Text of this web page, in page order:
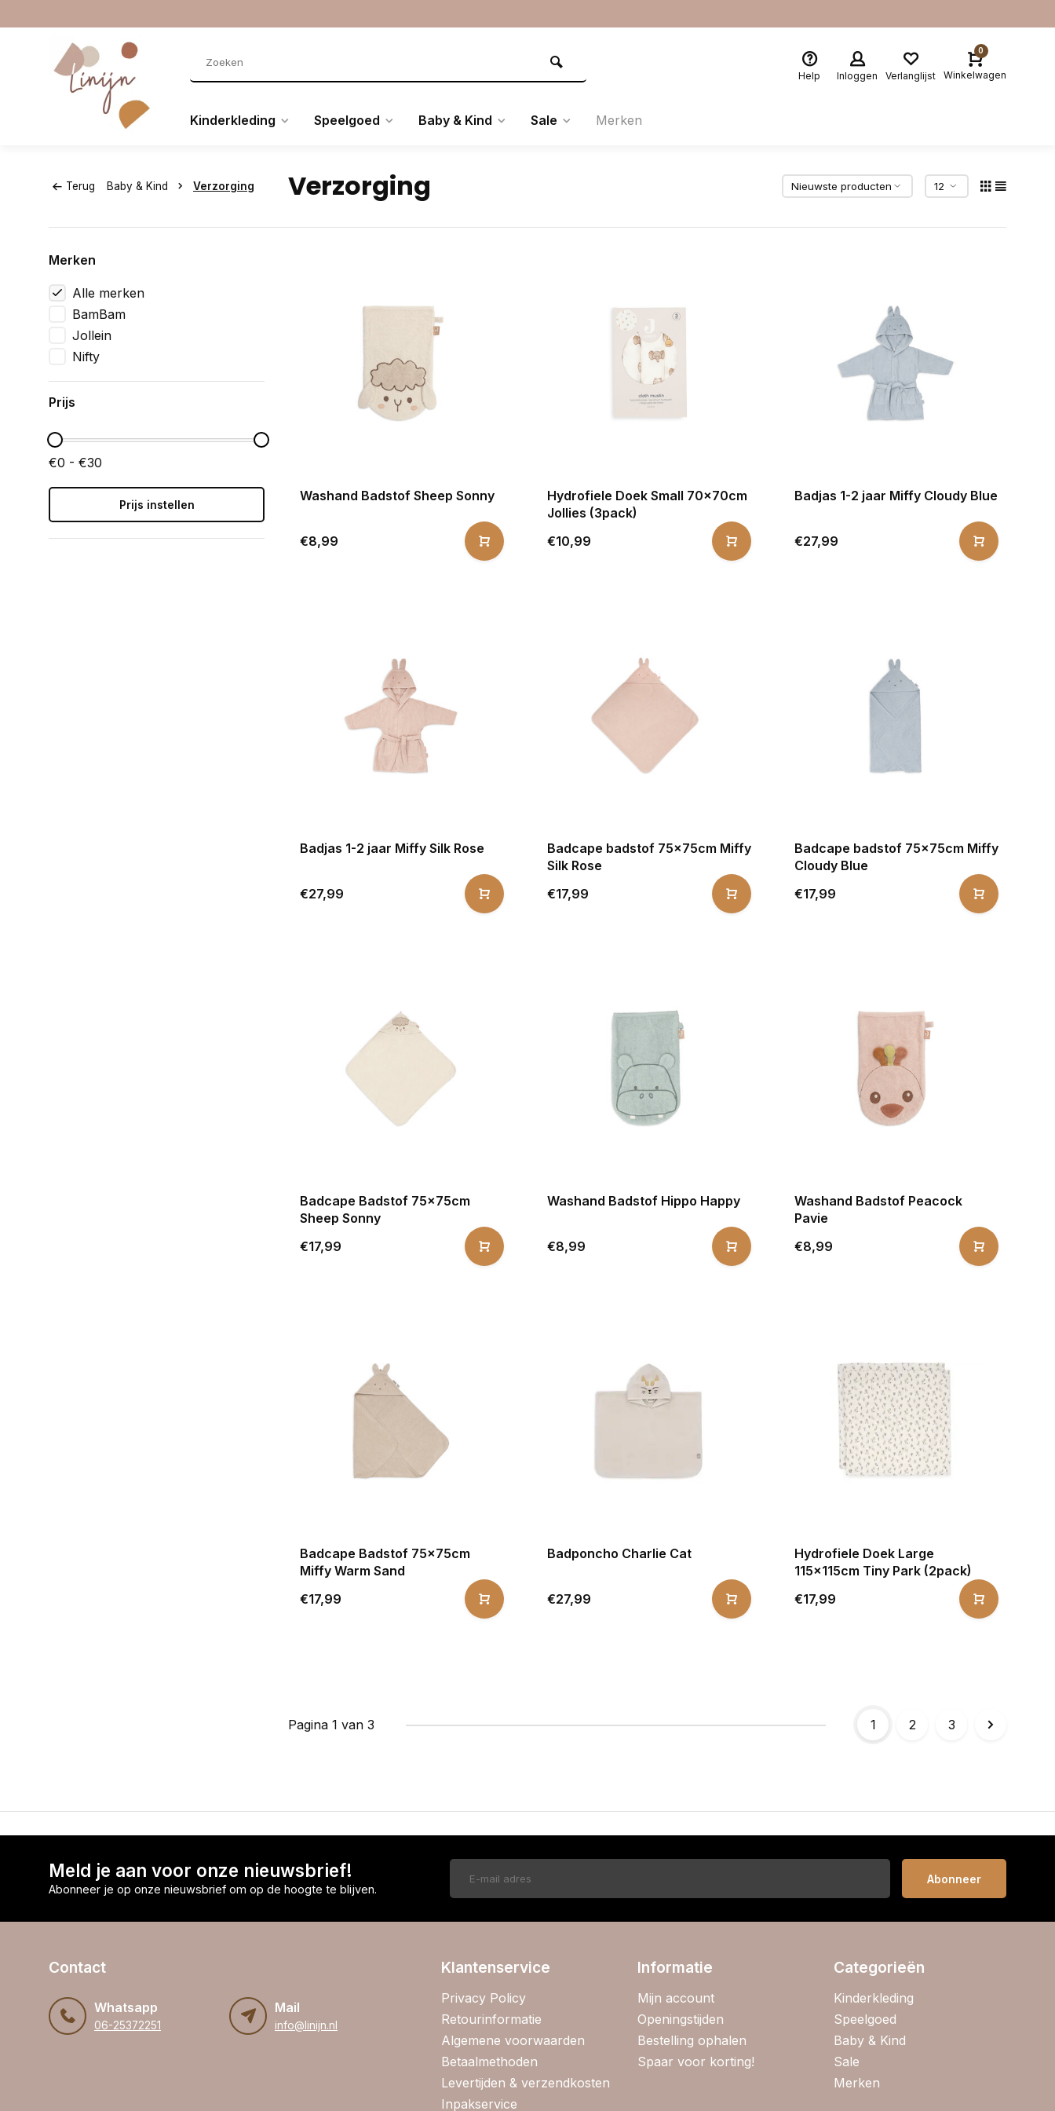
Help Inloggen Verlanglijst
0
Winkelwagen
Kinderkleding Speelgoed Baby & Kind Sale Merken
Terug Baby & Kind Verzorging Verzorging
Merken
Alle merken
BamBam
Jollein
Nifty
Prijs
€0 - €30
Prijs instellen
Washand Badstof Sheep Sonny
€8,99
Hydrofiele Doek Small 70x70cm
Jollies (3pack)
€10,99
Badjas 1-2 jaar Miffy Cloudy Blue
€27,99
Badjas 1-2 jaar Miffy Silk Rose
€27,99
Badcape badstof 75x75cm Miffy
Silk Rose
€17,99
Badcape badstof 75x75cm Miffy
Cloudy Blue
€17,99
Badcape Badstof 75x75cm
Sheep Sonny
€17,99
Washand Badstof Hippo Happy
€8,99
Washand Badstof Peacock
Pavie
€8,99
Badcape Badstof 75x75cm
Miffy Warm Sand
€17,99
Badponcho Charlie Cat
€27,99
Hydrofiele Doek Large
115x115cm Tiny Park (2pack)
€17,99
Pagina 1 van 3 1 2 3
Meld je aan voor onze nieuwsbrief!
Abonneer je op onze nieuwsbrief om op de hoogte te blijven.
Abonneer
Contact
Whatsapp
06-25372251
Mail
info@linijn.nl
Klantenservice
Privacy Policy
Retourinformatie
Algemene voorwaarden
Betaalmethoden
Levertijden & verzendkosten
Inpakservice
Informatie
Mijn account
Openingstijden
Bestelling ophalen
Spaar voor korting!
Categorieën
Kinderkleding
Speelgoed
Baby & Kind
Sale
Merken